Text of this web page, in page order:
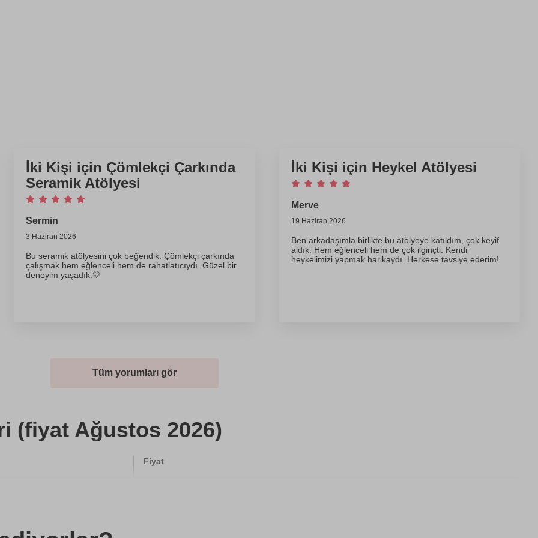
İki Kişi için Çömlekçi Çarkında
Seramik Atölyesi
Sermin
3 Haziran 2026
Bu seramik atölyesini çok beğendik. Çömlekçi çarkında
çalışmak hem eğlenceli hem de rahatlatıcıydı. Güzel bir
deneyim yaşadık.💛
İki Kişi için Heykel Atölyesi
Merve
19 Haziran 2026
Ben arkadaşımla birlikte bu atölyeye katıldım, çok keyif
aldık. Hem eğlenceli hem de çok ilginçti. Kendi
heykelimizi yapmak harikaydı. Herkese tavsiye ederim!
Tüm yorumları gör
(fiyat Ağustos 2026)
Fiyat